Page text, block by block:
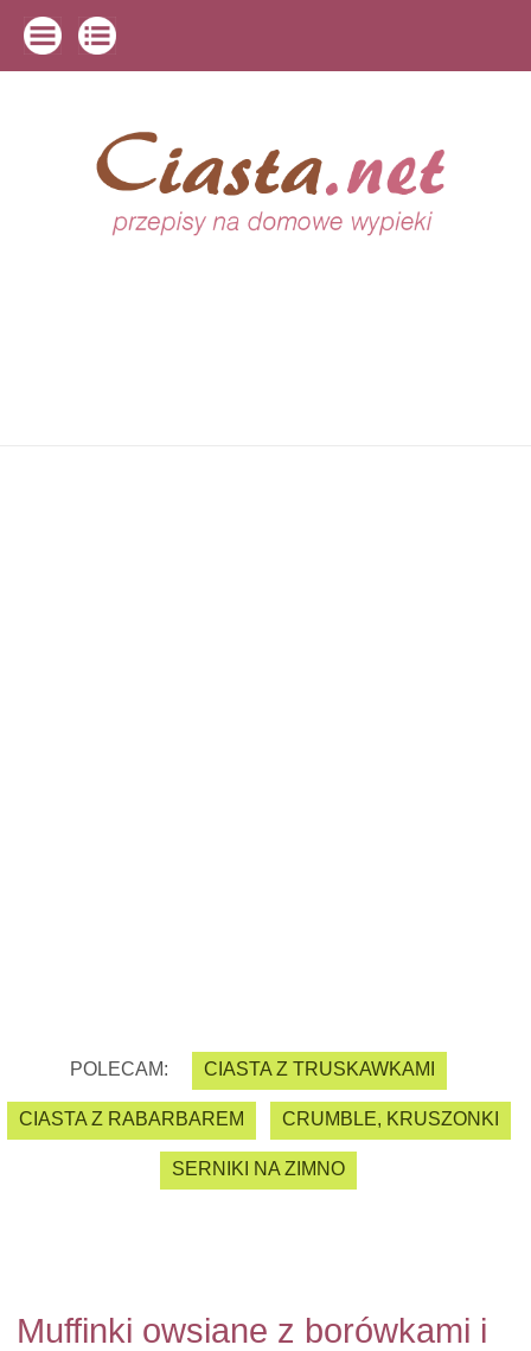
POLECAM: CIASTA Z TRUSKAWKAMI
CIASTA Z RABARBAREM CRUMBLE, KRUSZONKI
SERNIKI NA ZIMNO
Muffinki owsiane z borówkami i